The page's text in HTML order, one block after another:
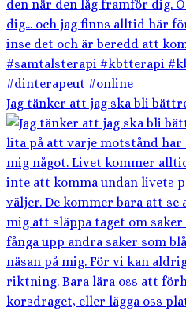
Jag tänker att jag ska bli